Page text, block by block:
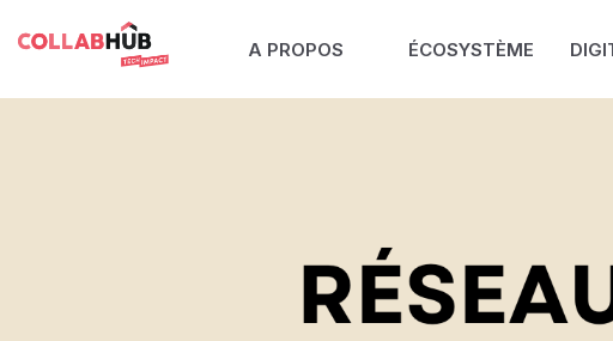
A PROPOS ÉCOSYSTÈME